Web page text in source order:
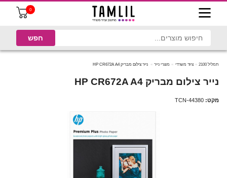
0
תמליל 2100 ציוד משרדי מוצרי נייר נייר צילום מבריק HP CR672A A4
נייר צילום מבריק HP CR672A A4
מקט: TCN-44380